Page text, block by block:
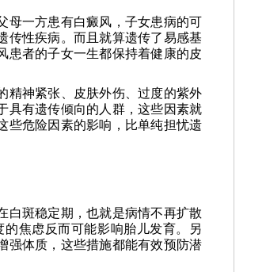
母一方患有白癜风，子女患病的可
传性疾病。而且就算遗传了易感基
患者的子女一生都保持着健康的皮
精神紧张、皮肤外伤、过度的紫外
具有遗传倾向的人群，这些因素就
些危险因素的影响，比单纯担忧遗
白斑稳定期，也就是病情不再扩散
焦虑反而可能影响胎儿发育。另
强体质，这些措施都能有效预防潜